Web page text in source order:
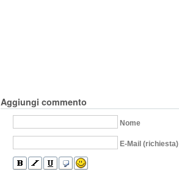
Aggiungi commento
Nome
E-Mail (richiesta)